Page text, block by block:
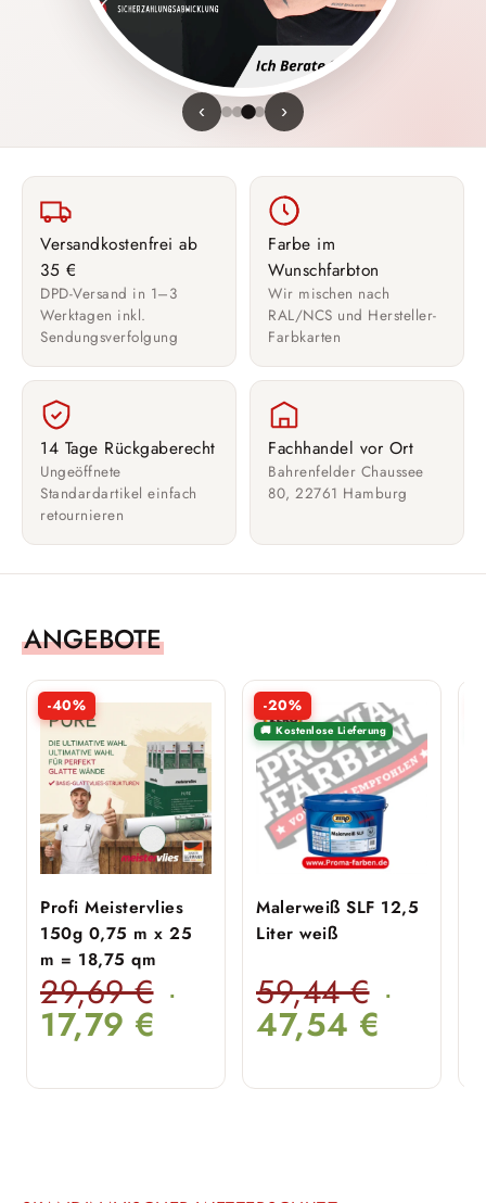
‹ ›
Versandkostenfrei ab
35 €
DPD-Versand in 1–3
Werktagen inkl.
Sendungsverfolgung
Farbe im
Wunschfarbton
Wir mischen nach
RAL/NCS und Hersteller-
Farbkarten
14 Tage Rückgaberecht
Ungeöffnete
Standardartikel einfach
retournieren
Fachhandel vor Ort
Bahrenfelder Chaussee
80, 22761 Hamburg
ANGEBOTE
-40%
Profi Meistervlies
150g 0,75 m x 25
m = 18,75 qm
29,69€
17,79 €
-20%
🚚 Kostenlose Lieferung
Malerweiß SLF 12,5
Liter weiß
59,44€
47,54 €